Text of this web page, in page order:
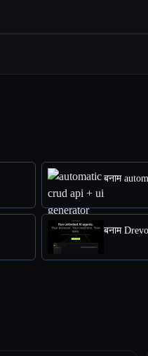
बनाम
बनाम